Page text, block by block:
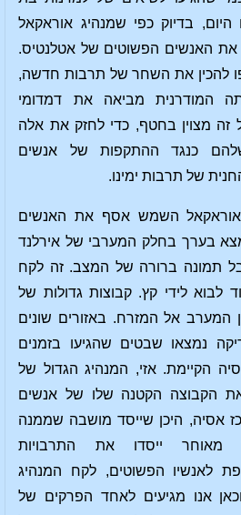
בדיוק כפי שמנהיג אוראקאל
האנשים הפשוטים של אטלנטיס.
להכין את השחר של תרבות חדשה,
המודרנית מביאה את דמדומי
זה מצוין בחטף, כדי לחזק את אלה
כנגד ההתקפות של אנשים
של תרבות ימינו.
השמש אסף את האנשים
בערך בחלק המערבי של אירלנד
תמונה ברורה של המצב. זה לקח
לבוא לידי קץ. קבוצות גדולות של
המערב אל המזרח. באזורים שונים
נמצאו שבטים שהגיעו בזמנים
הקיימת. אזי, המנהיג הגדול של
הקבוצה הקטנה שלו של אנשים
אסיה, היכן שייסד מושבה שממנה
מאוחר ייסדו את התרבויות
לאנשיו הפשוטים, לקח המנהיג
אנו מגיעים לאחד הפרקים של